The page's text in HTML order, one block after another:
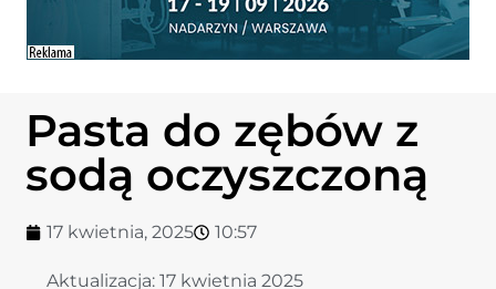
Pasta do zębów z
sodą oczyszczoną
17 kwietnia, 2025 10:57
Aktualizacja:17 kwietnia 2025